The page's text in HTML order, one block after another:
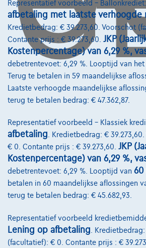
Representatief voorbeeld – Ballonkrediet:
afbetaling met laatste verhoogde
Kredietbedrag: € 39.273,60. Voorschot
Contante prijs : € 39.273,60. JKP
Kostenpercentage) van 6,29 %,
debetrentevoet: 6,29 %. Looptijd van het
Terug te betalen in 59 maandelijkse
Laatste verhoogde maandelijkse
terug te betalen bedrag: € 47.362,87.
Representatief voorbeeld – Klassiek
afbetaling. Kredietbedrag: €
€ 0. Contante prijs : € 39.273,60. JKP
Kostenpercentage) van 6,29 %,
debetrentevoet: 6,29 %. Looptijd van 60
betalen in 60 maandelijkse aflossingen
terug te betalen bedrag: € 45.682,93.
Representatief voorbeeld
Lening op afbetaling .
(facultatief): € 0. Contante prijs : €
Diensten & Oplossingen
Pechverhelping verzekering
Financiering
Lease en persoonlijke lease
Over Ons
Word klant
Wie zijn we
Kwaliteitscharter
Onze dealers